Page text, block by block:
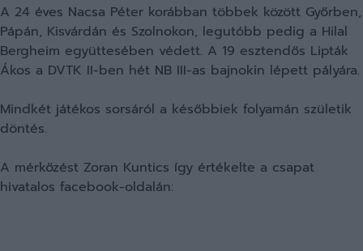
A 24 éves Nacsa Péter korábban többek között Győrben,
Pápán, Kisvárdán és Szolnokon, legutóbb pedig a Hilal
Bergheim együttesében védett. A 19 esztendős Lipták
Ákos a DVTK II-ben hét NB III-as bajnokin lépett pályára.
Mindkét játékos sorsáról a későbbiek folyamán születik
döntés.
A mérkőzést Zoran Kuntics így értékelte a csapat
hivatalos facebook-oldalán: